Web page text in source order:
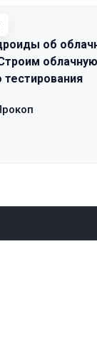
об